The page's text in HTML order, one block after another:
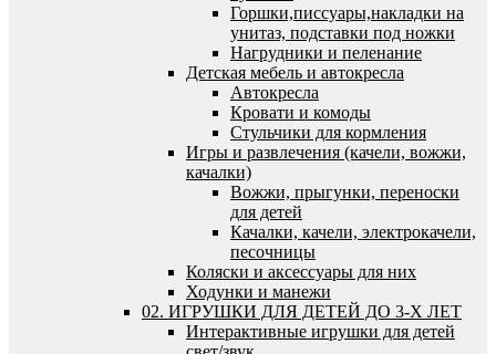
Горшки,писсуары,накладки на
унитаз, подставки под ножки
Нагрудники и пеленание
Детская мебель и автокресла
Автокресла
Кровати и комоды
Стульчики для кормления
Игры и развлечения (качели, вожжи,
качалки)
Вожжи, прыгунки, переноски
для детей
Качалки, качели, электрокачели,
песочницы
Коляски и аксессуары для них
Ходунки и манежи
02. ИГРУШКИ ДЛЯ ДЕТЕЙ ДО 3-Х ЛЕТ
Интерактивные игрушки для детей